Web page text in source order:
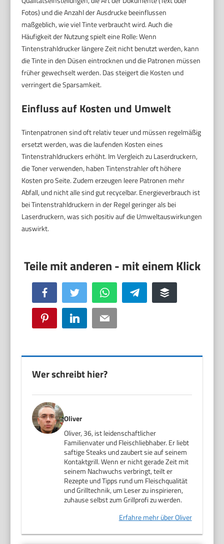
Fotos) und die Anzahl der Ausdrucke beeinflussen
maßgeblich, wie viel Tinte verbraucht wird. Auch die
Häufigkeit der Nutzung spielt eine Rolle: Wenn
Tintenstrahldrucker längere Zeit nicht benutzt werden, kann
die Tinte in den Düsen eintrocknen und die Patronen müssen
früher gewechselt werden. Das steigert die Kosten und
verringert die Sparsamkeit.
Einfluss auf Kosten und Umwelt
Tintenpatronen sind oft relativ teuer und müssen regelmäßig
ersetzt werden, was die laufenden Kosten eines
Tintenstrahldruckers erhöht. Im Vergleich zu Laserdruckern,
die Toner verwenden, haben Tintenstrahler oft höhere
Kosten pro Seite. Zudem erzeugen leere Patronen mehr
Abfall, und nicht alle sind gut recycelbar. Energieverbrauch ist
bei Tintenstrahldruckern in der Regel geringer als bei
Laserdruckern, was sich positiv auf die Umweltauswirkungen
auswirkt.
Facebook Twitter WhatsApp Telegram Buffer
Pinterest LinkedIn Email
Wer schreibt hier?
Oliver
Oliver, 36, ist leidenschaftlicher
Familienvater und Fleischliebhaber. Er liebt
saftige Steaks und zaubert sie auf seinem
Kontaktgrill. Wenn er nicht gerade Zeit mit
seinem Nachwuchs verbringt, teilt er
Rezepte und Tipps rund um Fleischqualität
und Grilltechnik, um Leser zu inspirieren,
zuhause selbst zum Grillprofi zu werden.
Erfahre mehr über Oliver